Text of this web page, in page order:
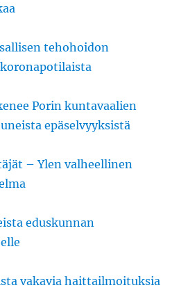
tehohoidon
Porin kuntavaalien
epäselvyyksistä
– Ylen valheellinen
eduskunnan
vakavia haittailmoituksia